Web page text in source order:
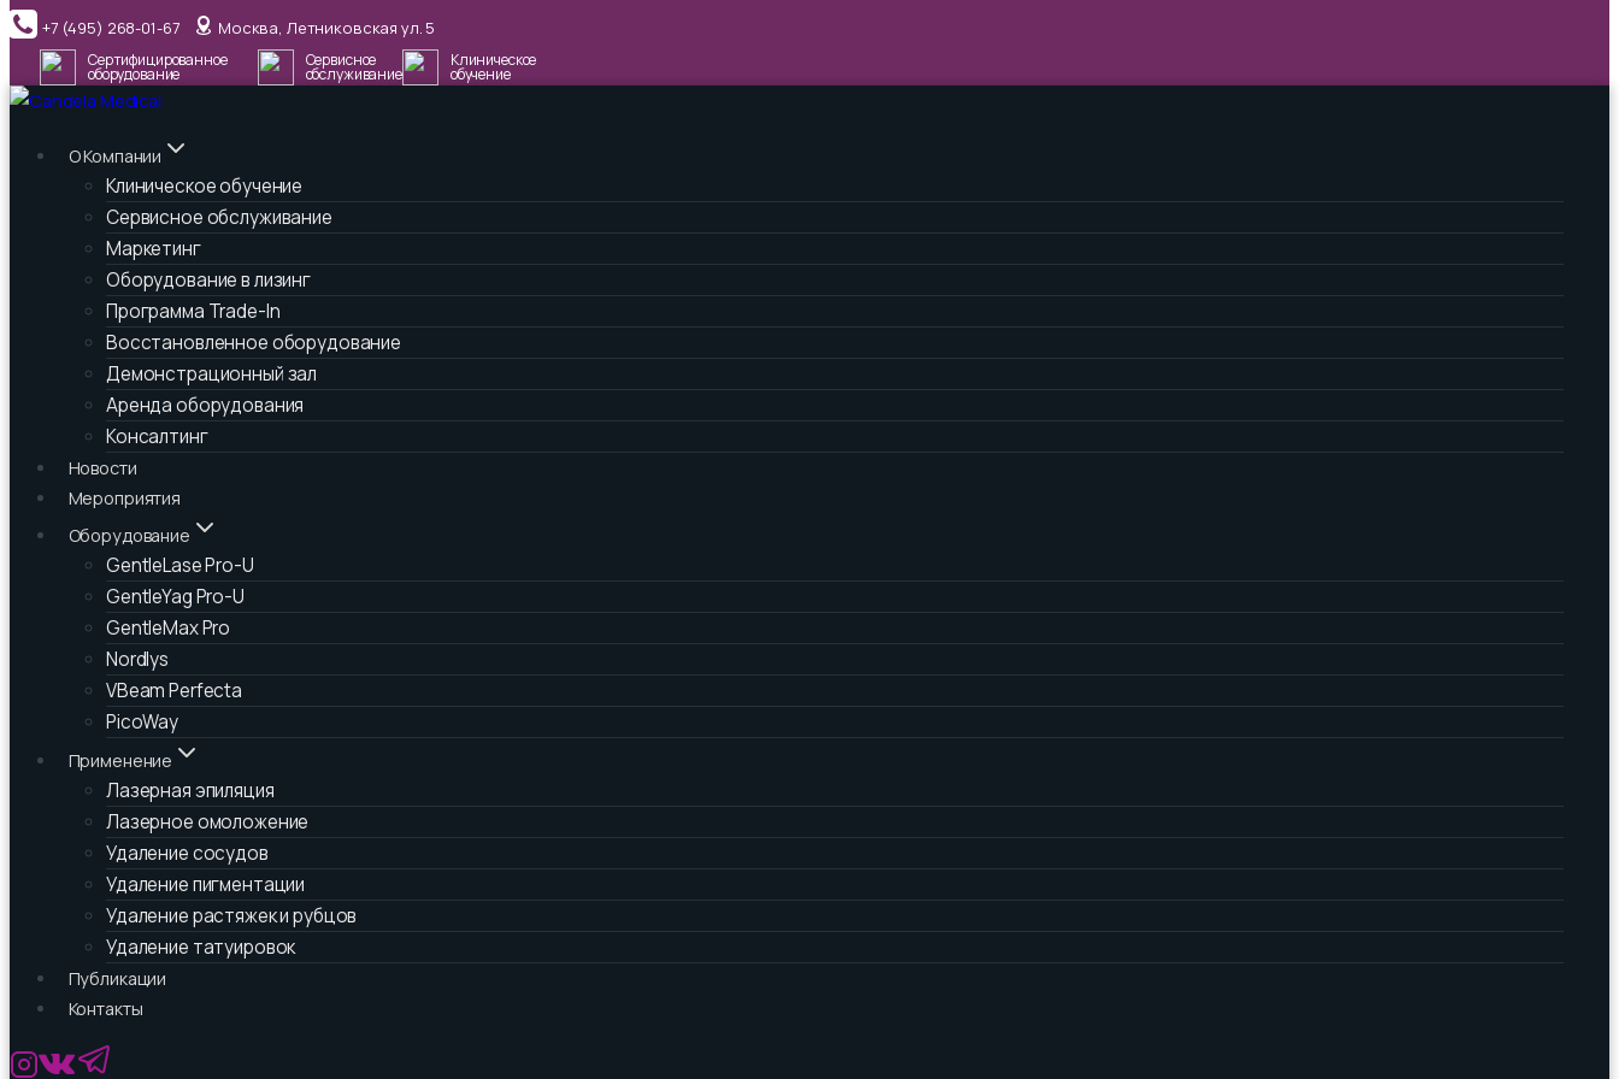
Перейти
к
содержимому
+7 (495) 268-01-67 Москва, Летниковская ул. 5
Сертифицированное
оборудование
Сервисное
обслуживание
Клиническое
обучение
О Компании
Клиническое обучение
Сервисное обслуживание
Маркетинг
Оборудование в лизинг
Программа Trade-In
Восстановленное оборудование
Демонстрационный зал
Аренда оборудования
Консалтинг
Новости
Мероприятия
Оборудование
GentleLase Pro-U
GentleYag Pro-U
GentleMax Pro
Nordlys
VBeam Perfecta
PicoWay
Применение
Лазерная эпиляция
Лазерное омоложение
Удаление сосудов
Удаление пигментации
Удаление растяжек и рубцов
Удаление татуировок
Публикации
Контакты